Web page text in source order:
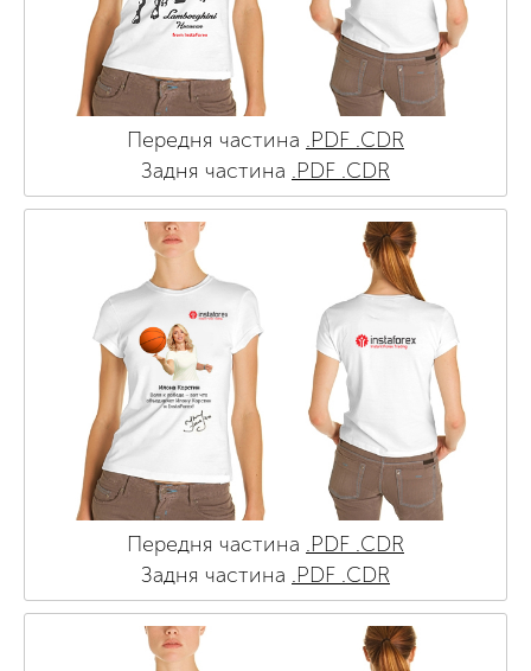
Передня частина .PDF .CDR
Задня частина .PDF .CDR
Передня частина .PDF .CDR
Задня частина .PDF .CDR